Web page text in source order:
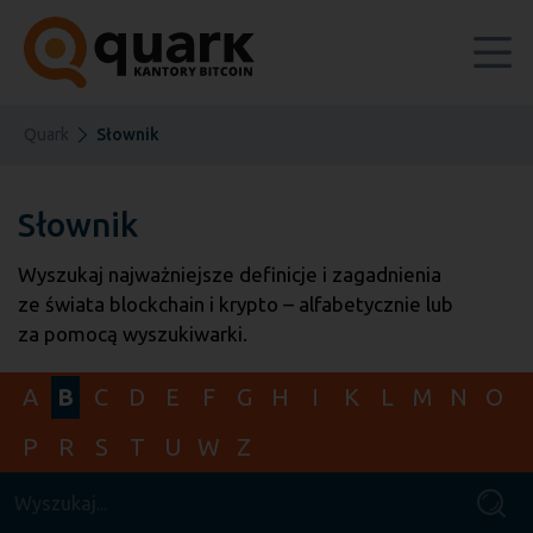
Słownik
Słownik
Wyszukaj najważniejsze definicje i zagadnienia
ze świata blockchain i krypto – alfabetycznie lub
za pomocą wyszukiwarki.
A B C D E F G H I K L M N
O
P
R S T U W Z